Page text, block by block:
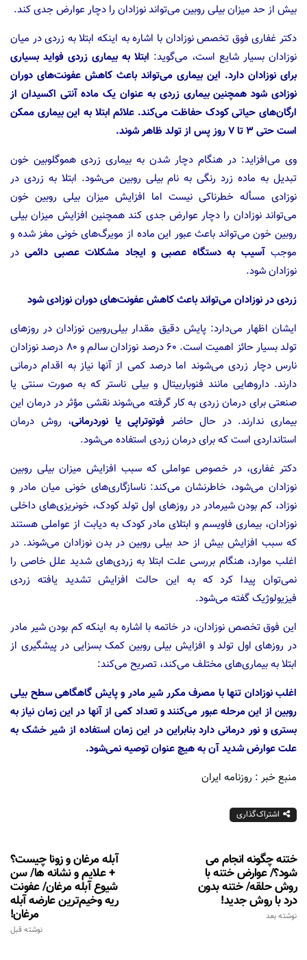
بیش از حد میزان بیلی روبین می‌تواند نوزادان را دچار عوارض جدی کند.
دکتر غفاری فوق تخصص نوزادان با اشاره به اینکه ابتلا به زردی در میان
نوزادان بسیار شایع است، می‌گوید: ابتلا به بیماری زردی فواید بسیاری
برای نوزادان دارد. این بیماری می‌تواند باعث کاهش عفونت‌های دوران
نوزادی شود همچنین بیماری زردی به عنوان یک ماده آنتی اکسیدان از
ارگان‌های حیاتی کودک حفاظت می‌کند. علائم ابتلا به این بیماری ممکن
است حتی ۳ تا ۷ روز پس از تولد ظاهر شوند.
وی می‌افزاید: در هنگام دچار شدن به بیماری زردی هموگلوبین خون
تبدیل به ماده زرد رنگی به نام بیلی روبین می‌شود. ابتلا به زردی در
نوزادی مسأله خطرناکی نیست اما افزایش میزان بیلی روبین خون
می‌تواند نوزادان را دچار عوارض جدی کند همچنین افزایش میزان بیلی
روبین خون می‌تواند باعث عبور این ماده از مویرگ‌های خونی مغز شده و
موجبآسیب به دستگاه عصبی و ایجاد مشکلات عصبی دائمیدر
نوزادان شود.
زردی در نوزادان می‌تواند باعث کاهش عفونت‌های دوران نوزادی شود
ایشان اظهار می‌دارد: پایش دقیق مقدار بیلی‌روبین نوزادان در روز‌های
تولد بسیار حائز اهمیت است. ۶۰ درصد نوزادان سالم و ۸۰ درصد نوزادان
نارس دچار زردی می‌شوند اما درصد کمی از آنها نیاز به اقدام درمانی
دارند. داروهایی مانند فنوباربیتال و بیلی ناستر که به صورت سنتی یا
صنعتی برای درمان زردی به کار گرفته می‌شوند نقشی مؤثر در درمان این
بیماری ندارند. در حال حاضر فوتوتراپی یا نوردرمانی، روش درمان
استانداردی است که برای درمان زردی استفاده می‌شود.
دکتر غفاری، در خصوص عواملی که سبب افزایش میزان بیلی روبین
نوزادان می‌شود، خاطرنشان می‌کند: ناسازگاری‌های خونی میان مادر و
نوزاد، کم بودن شیرمادر در روز‌های اول تولد کودک، خونریزی‌های داخلی
نوزادان، بیماری فاویسم و ابتلای مادر کودک به دیابت از عواملی هستند
که سبب افزایش بیش از حد بیلی روبین در بدن نوزادان می‌شوند. در
اغلب موارد، هنگام بررسی علت ابتلا به زردی‌های شدید علل خاصی را
نمی‌توان پیدا کرد که به این حالت افزایش تشدید یافته زردی
فیزیولوژیک گفته می‌شود.
این فوق تخصص نوزادان، در خاتمه با اشاره به اینکه کم بودن شیر مادر
در روزهای اول تولد و افزایش بیلی روبین کمک بسزایی در پیشگیری از
ابتلا به بیماری‌های مختلف می‌کند، تصریح می‌کند:
اغلب نوزادان تنها با مصرف مکرر شیر مادر و پایش گاهگاهی سطح بیلی
روبین از این مرحله عبور می‌کنند و تعداد کمی از آنها در این زمان نیاز به
بستری و نور درمانی دارد بنابراین در این زمان استفاده از شیر خشک به
علت عوارض شدید آن به هیچ عنوان توصیه نمی‌شود.
منبع خبر : روزنامه ایران
اشتراک‌گذاری
آبله مرغان و زونا چیست؟
+ علایم و نشانه ها/ سن
شیوع آبله‌ مرغان/ عفونت
ریه وخیم‌ترین عارضه آبله
مرغان!
نوشته قبل
ختنه چگونه انجام می
شود؟/ عوارض ختنه با
روش حلقه/ ختنه بدون
درد با روش جدید!
نوشته بعد